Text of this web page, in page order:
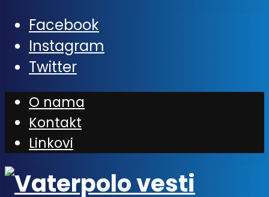
Facebook
Instagram
Twitter
O nama
Kontakt
Linkovi